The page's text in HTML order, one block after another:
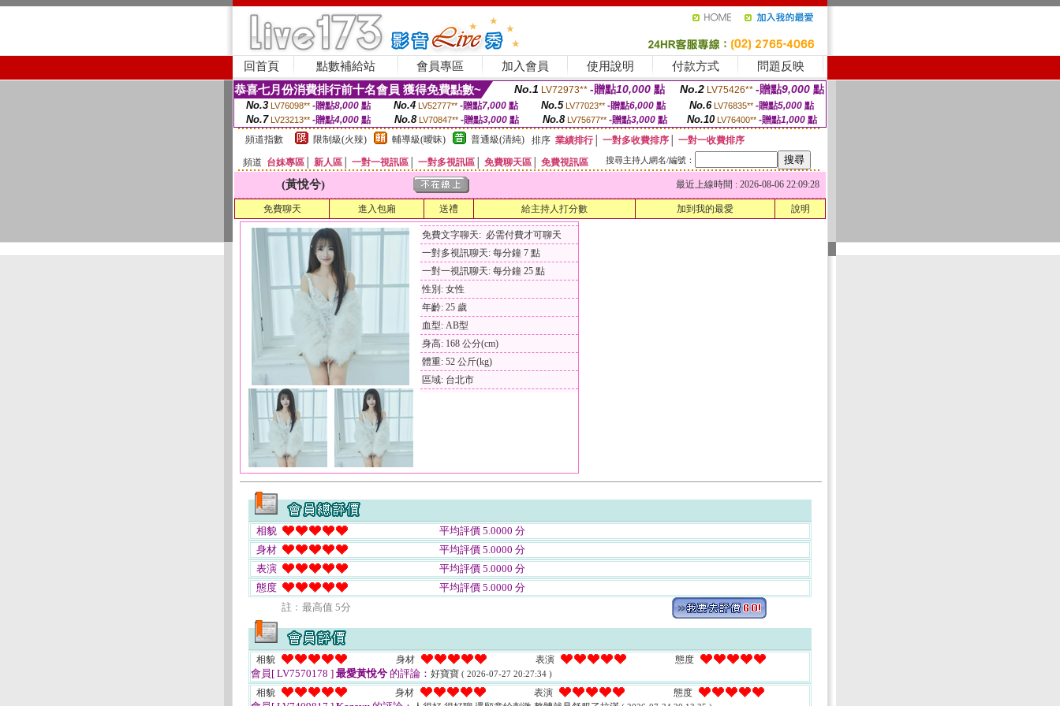
回首頁 點數補給站 會員專區 加入會員 使用說明 付款方式 問題反映
恭喜七月份消費排行前十名會員 獲得免費點數~ No.1 LV72973** -贈點10,000 點 No.2 LV75426** -贈點9,000 點
No.3 LV76098** -贈點8,000點 No.4 LV52777** -贈點7,000點 No.5 LV77023** -贈點6,000點 No.6 LV76835** -贈點5,000點
No.7 LV23213** -贈點4,000 點 No.8 LV70847** -贈點3,000 點 No.8 LV75677** -贈點3,000點 No.10 LV76400** -贈點1,000 點
頻道指數
限制級(火辣) 輔導級(曖昧) 普通級(清純) 排序 業績排行│ 一對多收費排序
一對一收費排序
頻道 台妹專區 新人區 一對一視訊區 一對多視訊區 免費聊天區 免費視訊區 搜尋主持人網名/編號：
(黃悅兮) 最近上線時間 : 2026-08-06 22:09:28
免費聊天 進入包廂 送禮 給主持人打分數 加到我的最愛 說明
免費文字聊天: 必需付費才可聊天
一對多視訊聊天: 每分鐘 7 點
一對一視訊聊天: 每分鐘 25 點
性別: 女性
年齡: 25 歲
血型: AB型
身高: 168 公分(cm)
體重: 52 公斤(kg)
區域: 台北市
相貌
平均評價 5.0000 分
身材
平均評價 5.0000 分
表演
平均評價 5.0000 分
態度
平均評價 5.0000 分
註﹕最高值 5分
相貌 身材 表演 態度
會員[ LV7570178 ] 最愛黃悅兮 的評論： 好寶寶 ( 2026-07-27 20:27:34 )
相貌 身材 表演 態度